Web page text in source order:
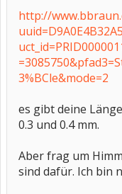
http://
3%BCle&mode=2
es gibt deine
0.3 und 0.4 mm.
Aber frag um
sind dafür. Ich bin